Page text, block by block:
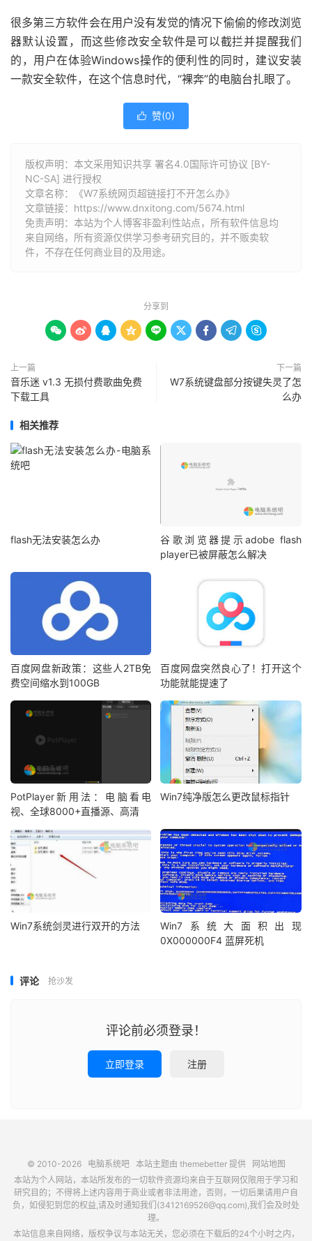
很多第三方软件会在用户没有发觉的情况下偷偷的修改浏览
器默认设置，而这些修改安全软件是可以截拦并提醒我们
的，用户在体验Windows操作的便利性的同时，建议安装
一款安全软件，在这个信息时代，“裸奔”的电脑台扎眼了。
 赞(0)
版权声明：本文采用知识共享 署名4.0国际许可协议 [BY-
NC-SA] 进行授权
文章名称：《W7系统网页超链接打不开怎么办》
文章链接： https://www.dnxitong.com/5674.html
免责声明：本站为个人博客非盈利性站点，所有软件信息均
来自网络，所有资源仅供学习参考研究目的，并不贩卖软
件，不存在任何商业目的及用途。
分享到
        
上一篇
音乐迷 v1.3 无损付费歌曲免费
下载工具
下一篇
W7系统键盘部分按键失灵了怎
么办
相关推荐
flash无法安装怎么办
谷歌浏览器提示adobe flash
player已被屏蔽怎么解决
百度网盘新政策：这些人2TB免
费空间缩水到100GB
百度网盘突然良心了！打开这个
功能就能提速了
PotPlayer新用法：电脑看电
视、全球8000+直播源、高清
Win7纯净版怎么更改鼠标指针
Win7系统剑灵进行双开的方法
Win7系统大面积出现
0X000000F4 蓝屏死机
评论 抢沙发
评论前必须登录！
立即登录 注册
© 2010-2026 电脑系统吧本站主题由 themebetter提供
网站地图
本站为个人网站，本站所发布的一切软件资源均来自于互联网仅限用于学习和
研究目的；不得将上述内容用于商业或者非法用途，否则，一切后果请用户自
负，如侵犯到您的权益,请及时通知我们(3412169526@qq.com),我们会及时处
理。
本站信息来自网络，版权争议与本站无关，您必须在下载后的24个小时之内，